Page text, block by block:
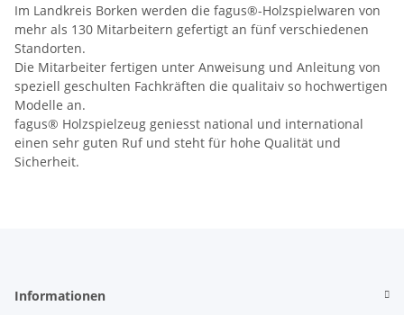
Im Landkreis Borken werden die fagus®-Holzspielwaren von
mehr als 130 Mitarbeitern gefertigt an fünf verschiedenen
Standorten.
Die Mitarbeiter fertigen unter Anweisung und Anleitung von
speziell geschulten Fachkräften die qualitaiv so hochwertigen
Modelle an.
fagus® Holzspielzeug geniesst national und international
einen sehr guten Ruf und steht für hohe Qualität und
Sicherheit.
Informationen